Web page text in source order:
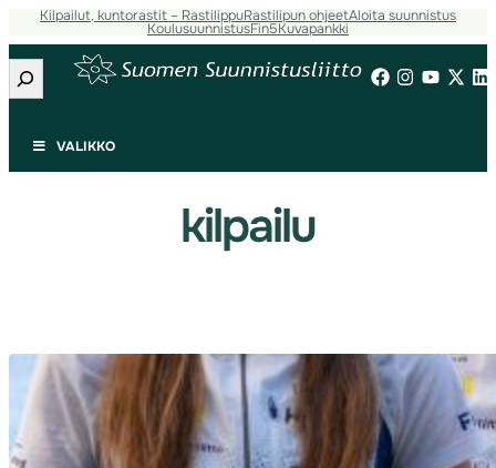
Siirry
sisältöön
Kilpailut, kuntorastit – RastilippuRastilipun ohjeetAloita suunnistus
KoulusuunnistusFin5Kuvapankki
Etsi
VALIKKO
kilpailu